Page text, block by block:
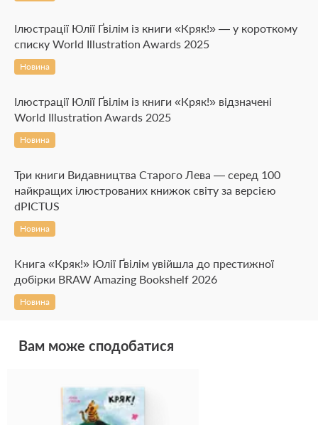
Ілюстрації Юлії Ґвілім із книги «Кряк!» — у короткому
списку World Illustration Awards 2025
Новина
Ілюстрації Юлії Ґвілім із книги «Кряк!» відзначені
World Illustration Awards 2025
Новина
Три книги Видавництва Старого Лева — серед 100
найкращих ілюстрованих книжок світу за версією
dPICTUS
Новина
Книга «Кряк!» Юлії Ґвілім увійшла до престижної
добірки BRAW Amazing Bookshelf 2026
Новина
Вам може сподобатися